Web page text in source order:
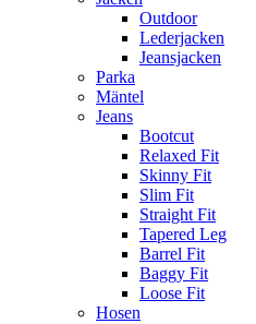
Outdoor
Lederjacken
Jeansjacken
Parka
Mäntel
Jeans
Bootcut
Relaxed Fit
Skinny Fit
Slim Fit
Straight Fit
Tapered Leg
Barrel Fit
Baggy Fit
Loose Fit
Hosen